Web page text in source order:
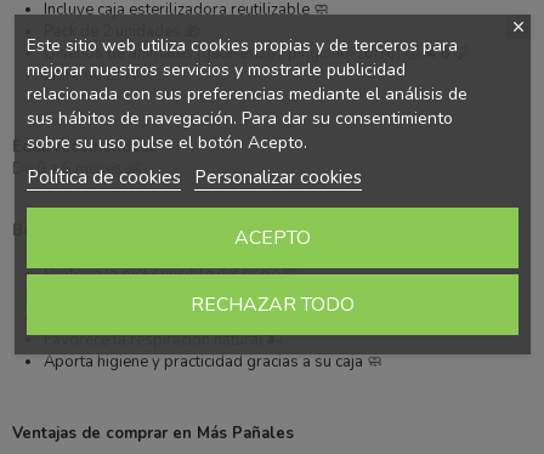
Incluye caja esterilizadora reutilizable 🧼
Diseños de animales (gata-erizo / pingüino-zorro) 🐱🦔🐧🦊
Libre de BPA ✅
Edad recomendada
De 0 a 6 meses 👶
Beneficios
Protege la piel sensible del bebé 💛
Reduce irritaciones y rojeces 🛡️
Mejora la comodidad durante la succión 😌
Favorece la respiración natural 🌬️
Aporta higiene y practicidad gracias a su caja 🧼
Ventajas de comprar en Más Pañales
Este sitio web utiliza cookies propias y de terceros para
mejorar nuestros servicios y mostrarle publicidad
relacionada con sus preferencias mediante el análisis de
sus hábitos de navegación. Para dar su consentimiento
sobre su uso pulse el botón Acepto.
Política de cookies Personalizar cookies
RECHAZAR TODO
ACEPTO